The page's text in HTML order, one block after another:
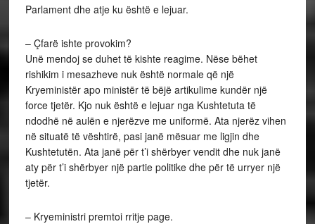
Parlament dhe atje ku është e lejuar.
– Çfarë ishte provokim?
Unë mendoj se duhet të kishte reagime. Nëse bëhet
rishikim i mesazheve nuk është normale që një
Kryeministër apo ministër të bëjë artikulime kundër një
force tjetër. Kjo nuk është e lejuar nga Kushtetuta të
ndodhë në aulën e njerëzve me uniformë. Ata njerëz vihen
në situatë të vështirë, pasi janë mësuar me ligjin dhe
Kushtetutën. Ata janë për t’i shërbyer vendit dhe nuk janë
aty për t’i shërbyer një partie politike dhe për të urryer një
tjetër.
– Kryeministri premtoi rritje page.